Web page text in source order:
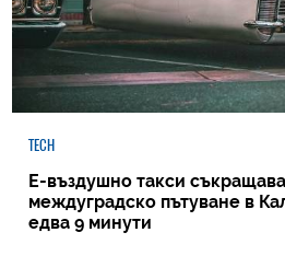
TECH
Е-въздушно такси
междуградско пътуване в
едва 9 минути